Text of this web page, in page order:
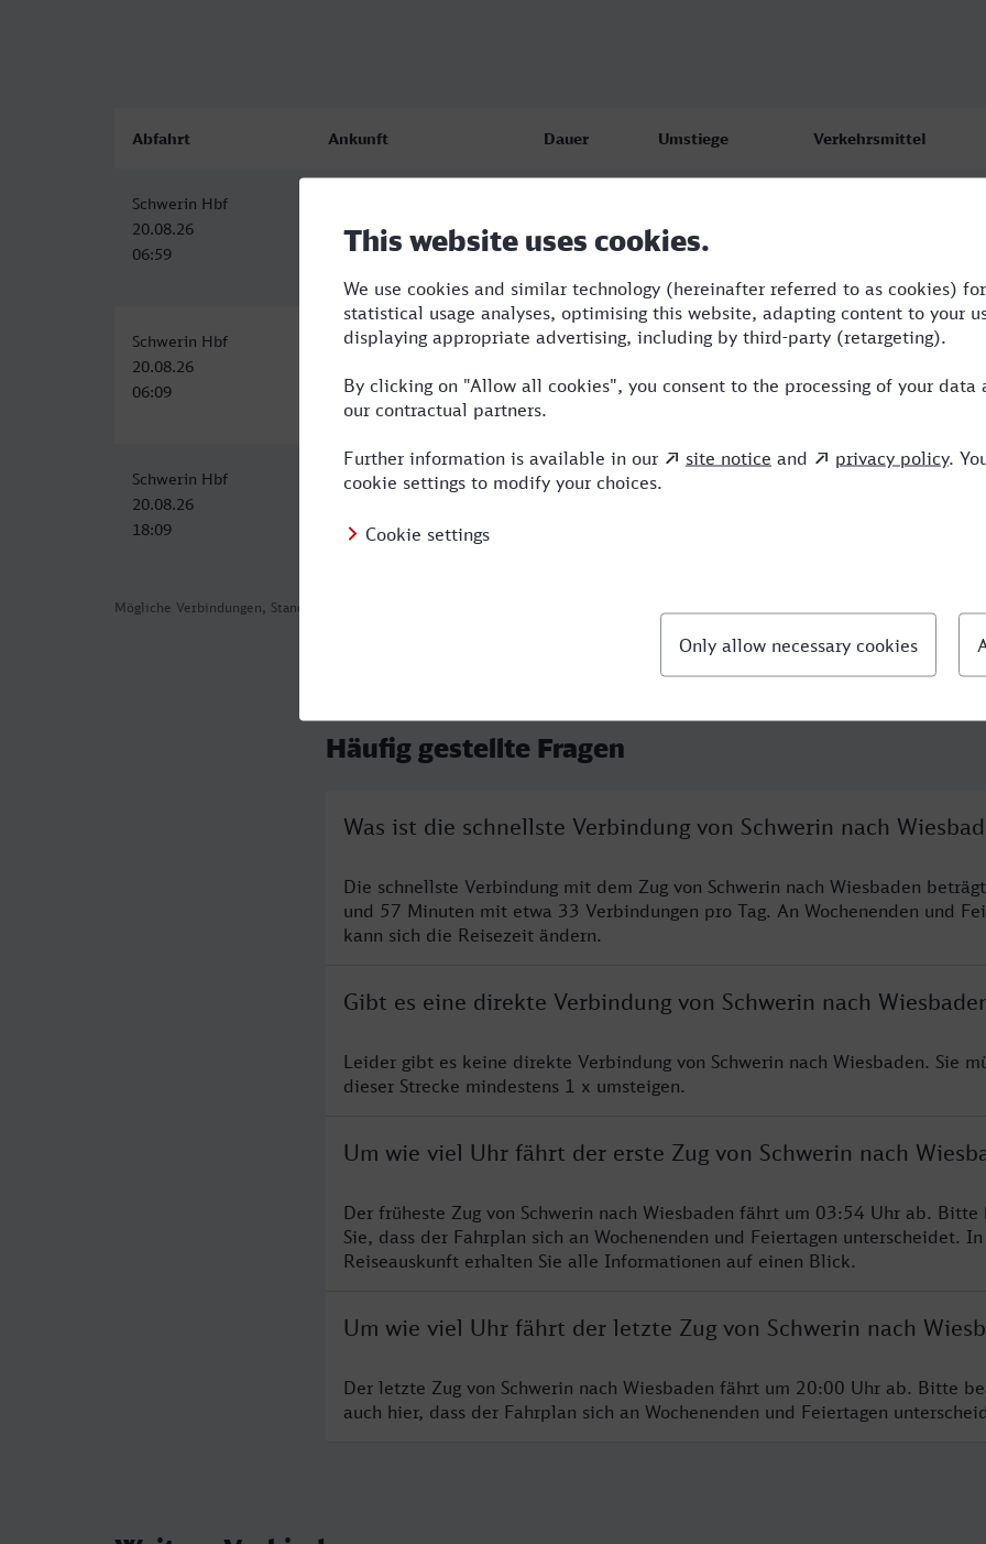
Mögliche Verbindungen, Stand: 2026-08-06 02:39
Abfahrt Ankunft Dauer Umstiege Verkehrsmittel
Schwerin Hbf
20.08.26
06:59
20.08.26
12:56
Schwerin Hbf
20.08.26
06:09
Wiesbaden Hbf
12:56
6:47 2 RE,ECE,VIA
Schwerin Hbf
20.08.26
18:09
Wiesbaden Hbf
01:52
7:43
Häufig gestellte Fragen
Was ist die schnellste Verbindung von Schwerin nach
Die schnellste Verbindung mit dem Zug von Schwerin nach Wiesbaden
und 57 Minuten mit etwa 33 Verbindungen pro Tag. An Wochenenden und
kann sich die Reisezeit ändern.
Gibt es eine direkte Verbindung von Schwerin nach
Leider gibt es keine direkte Verbindung von Schwerin nach Wiesbaden. Sie
dieser Strecke mindestens 1 x umsteigen.
Um wie viel Uhr fährt der erste Zug von Schwerin nach
Der früheste Zug von Schwerin nach Wiesbaden fährt um 03:54 Uhr ab. Bitte
Sie, dass der Fahrplan sich an Wochenenden und Feiertagen unterscheidet.
Reiseauskunft erhalten Sie alle Informationen auf einen Blick.
Um wie viel Uhr fährt der letzte Zug von Schwerin nach
Der letzte Zug von Schwerin nach Wiesbaden fährt um 20:00 Uhr ab. Bitte
auch hier, dass der Fahrplan sich an Wochenenden und Feiertagen